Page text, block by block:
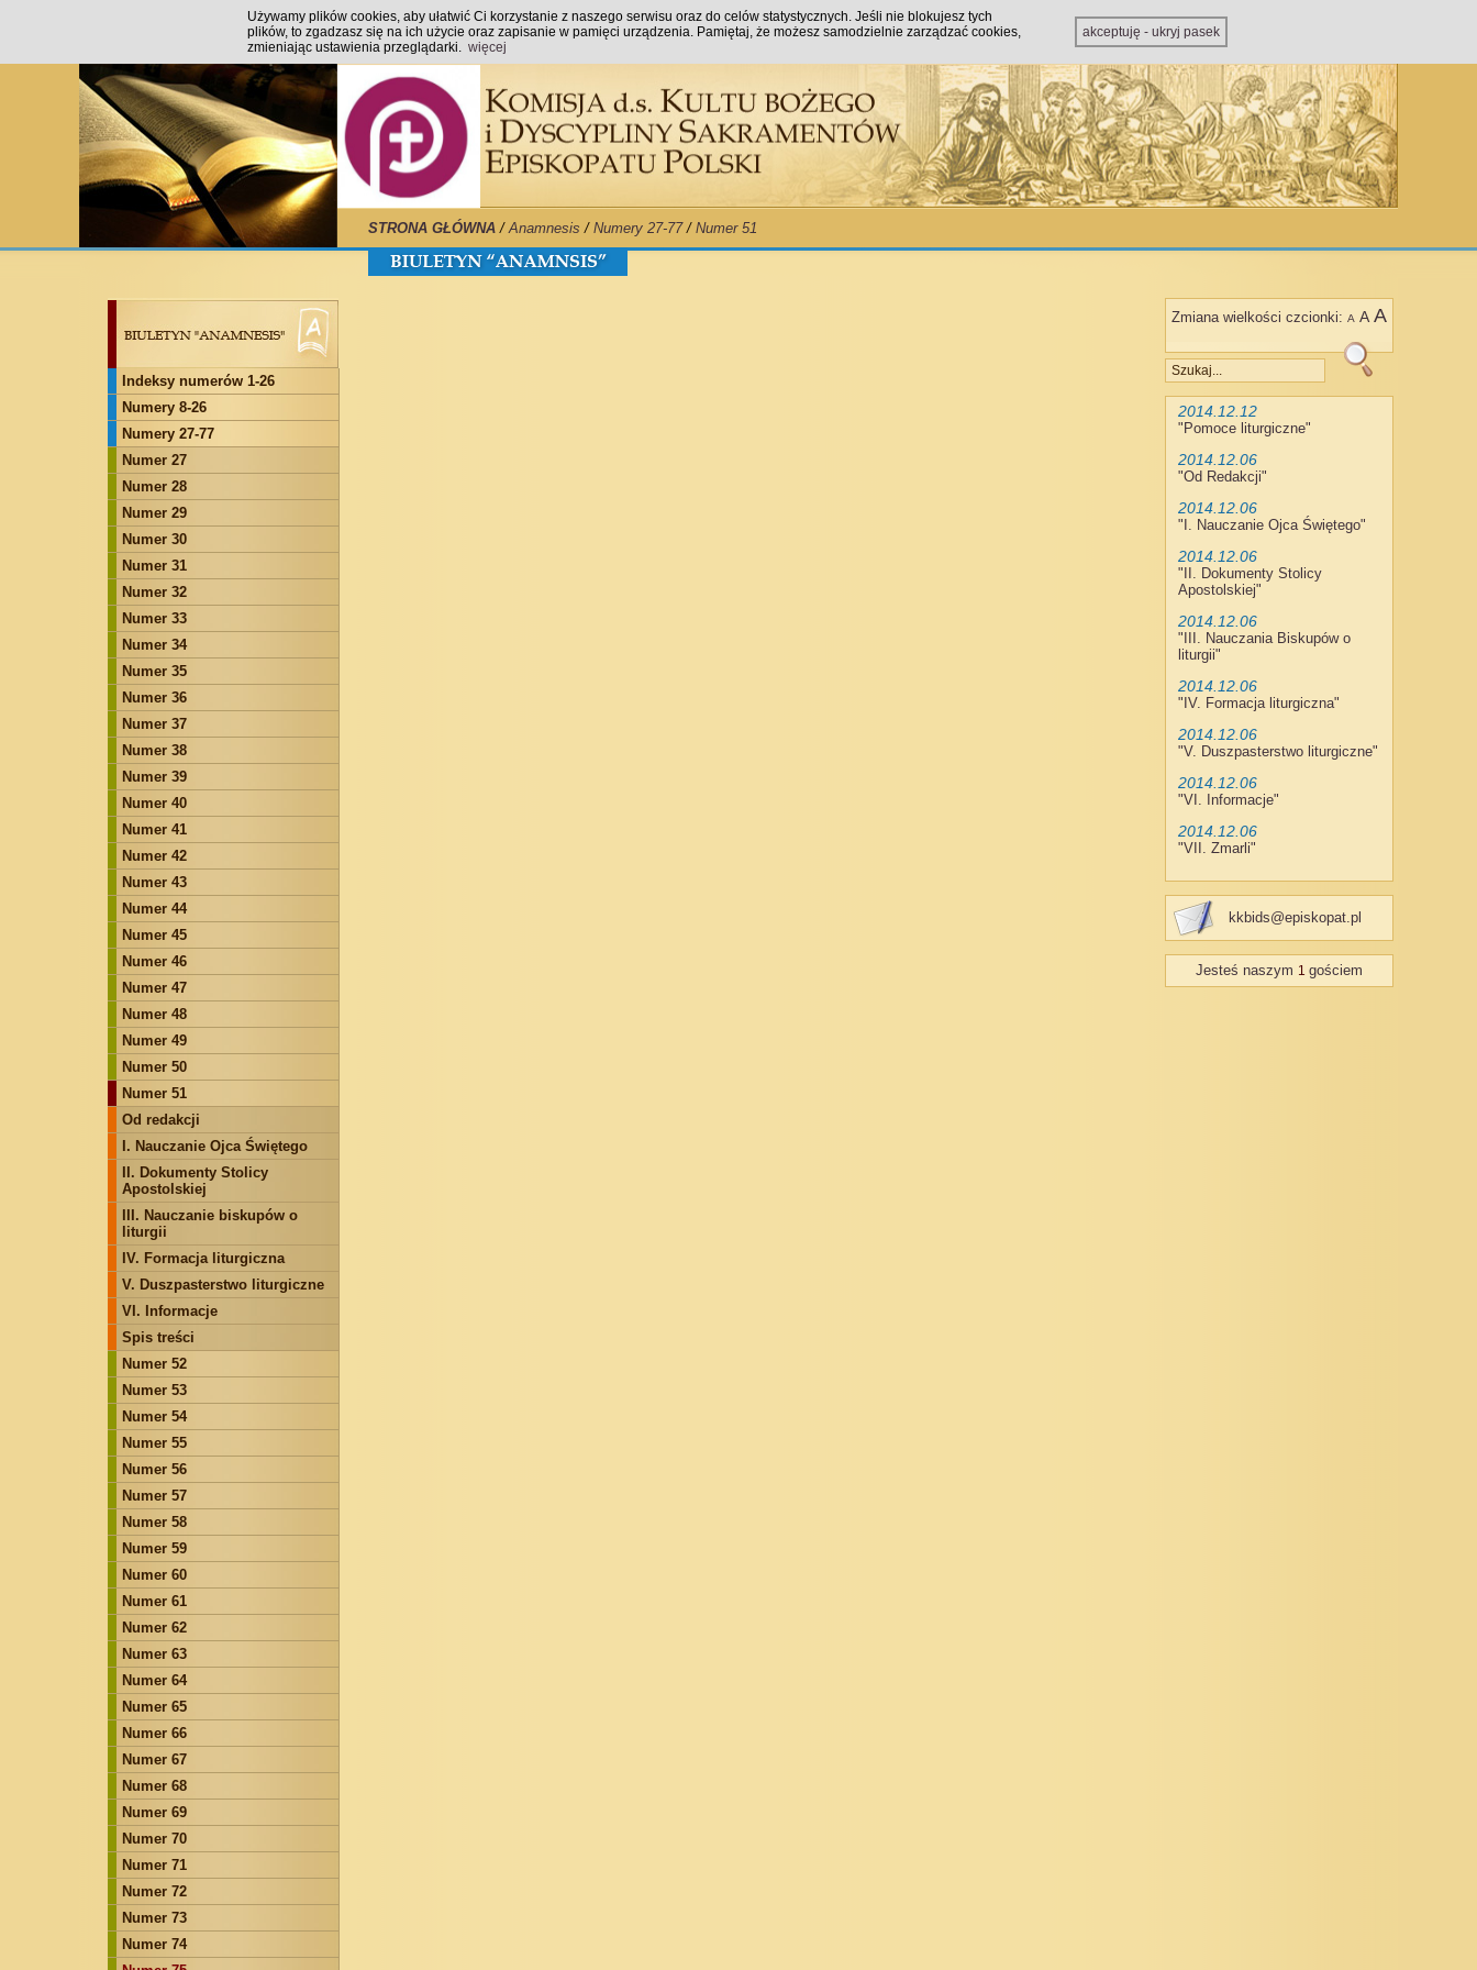
Używamy plików cookies, aby ułatwić Ci korzystanie z naszego serwisu oraz do celów statystycznych. Jeśli nie blokujesz tych
plików, to zgadzasz się na ich użycie oraz zapisanie w pamięci urządzenia. Pamiętaj, że możesz samodzielnie zarządzać cookies,
zmieniając ustawienia przeglądarki. więcej
akceptuję - ukryj pasek
STRONA GŁÓWNA /Anamnesis / Numery 27-77/ Numer 51
Indeksy numerów 1-26
Numery 8-26
Numery 27-77
Numer 27
Numer 28
Numer 29
Numer 30
Numer 31
Numer 32
Numer 33
Numer 34
Numer 35
Numer 36
Numer 37
Numer 38
Numer 39
Numer 40
Numer 41
Numer 42
Numer 43
Numer 44
Numer 45
Numer 46
Numer 47
Numer 48
Numer 49
Numer 50
Numer 51
Od redakcji
I. Nauczanie Ojca Świętego
II. Dokumenty Stolicy
Apostolskiej
III. Nauczanie biskupów o
liturgii
IV. Formacja liturgiczna
V. Duszpasterstwo liturgiczne
VI. Informacje
Spis treści
Numer 52
Numer 53
Numer 54
Numer 55
Numer 56
Numer 57
Numer 58
Numer 59
Numer 60
Numer 61
Numer 62
Numer 63
Numer 64
Numer 65
Numer 66
Numer 67
Numer 68
Numer 69
Numer 70
Numer 71
Numer 72
Numer 73
Numer 74
Zmiana wielkości czcionki: A A A
2014.12.12
" Pomoce liturgiczne"
2014.12.06
"Od Redakcji"
2014.12.06
" I. Nauczanie Ojca Świętego"
2014.12.06
" II. Dokumenty Stolicy
Apostolskiej"
2014.12.06
" III. Nauczania Biskupów o
liturgii"
2014.12.06
" IV. Formacja liturgiczna"
2014.12.06
"V. Duszpasterstwo liturgiczne"
2014.12.06
"VI. Informacje"
2014.12.06
"VII. Zmarli"
kkbids@episkopat.pl
Jesteś naszym 1 gościem